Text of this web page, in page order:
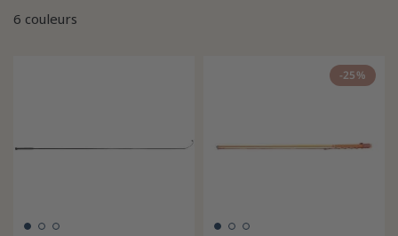
6 couleurs
-25%